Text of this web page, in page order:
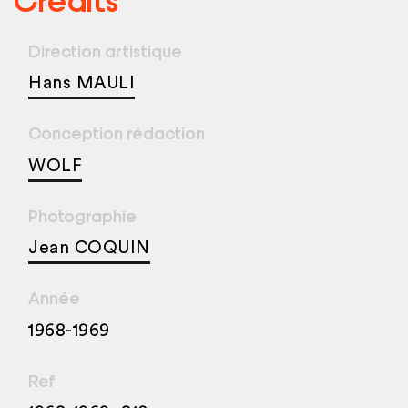
Direction artistique
Hans MAULI
Conception rédaction
WOLF
Photographie
Jean COQUIN
Année
1968-1969
Ref